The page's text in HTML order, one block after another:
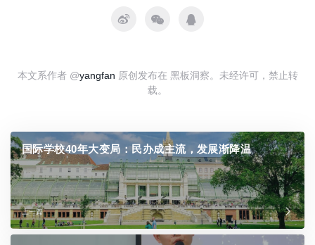
本文系作者 @yangfan 原创发布在 黑板洞察。未经许可，禁止转
载。
国际学校40年大变局：民办成主流，发展渐降温
上一篇